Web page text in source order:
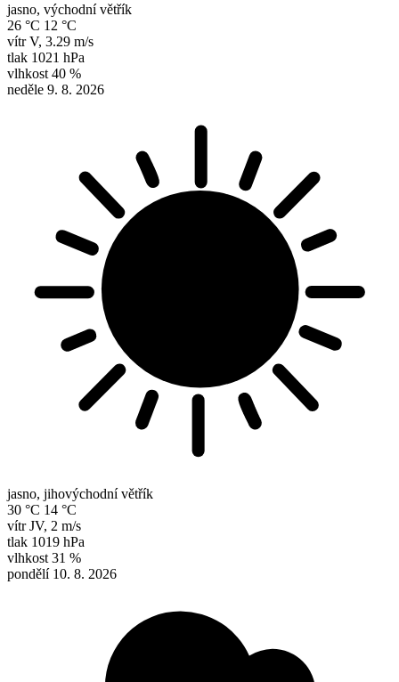
jasno, východní větřík
26 °C 12 °C
vítr V, 3.29 m/s
tlak 1021 hPa
vlhkost 40 %
neděle 9. 8. 2026
jasno, jihovýchodní větřík
30 °C 14 °C
vítr JV, 2 m/s
tlak 1019 hPa
vlhkost 31 %
pondělí 10. 8. 2026